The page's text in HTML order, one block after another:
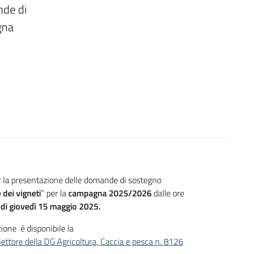
di
presentazione delle domande di sostegno
vigneti” per lacampagna 2025/2026dalle ore
giovedì 15 maggio 2025.
è disponibile la
della DG Agricoltura, Caccia e pesca n. 8126